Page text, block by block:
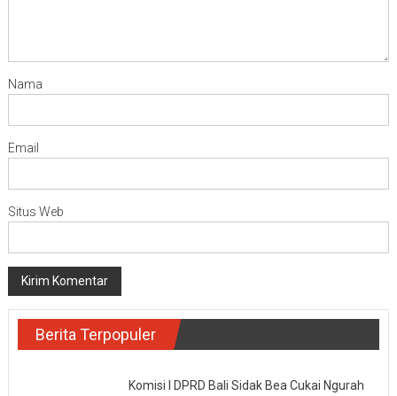
Nama
Email
Situs Web
Berita Terpopuler
Komisi I DPRD Bali Sidak Bea Cukai Ngurah